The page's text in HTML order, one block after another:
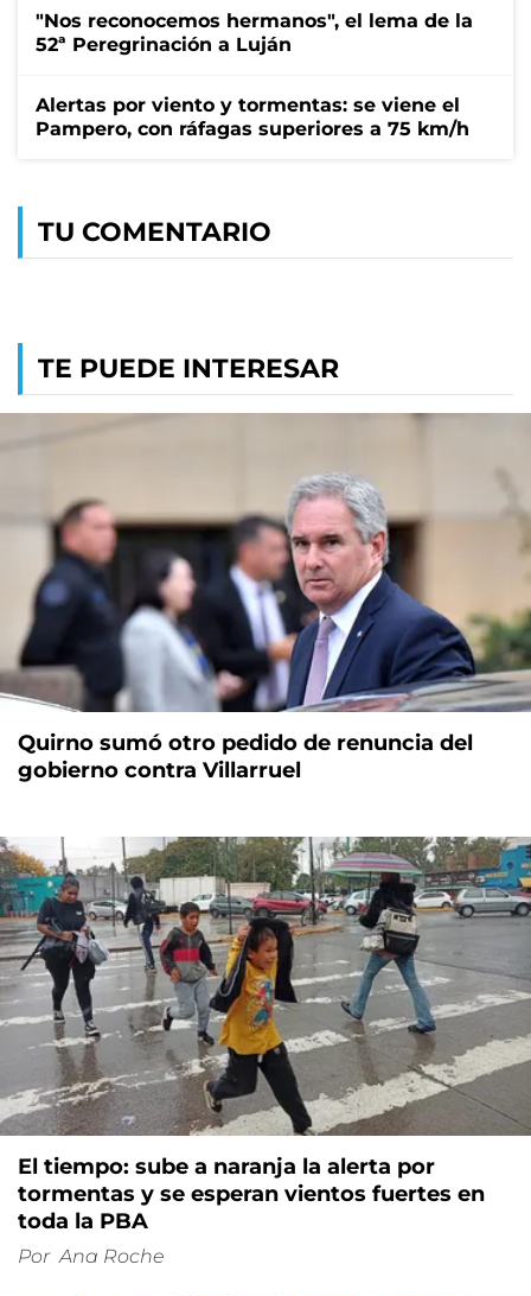
"Nos reconocemos hermanos", el lema de la
52ª Peregrinación a Luján
Alertas por viento y tormentas: se viene el
Pampero, con ráfagas superiores a 75 km/h
TU COMENTARIO
TE PUEDE INTERESAR
Quirno sumó otro pedido de renuncia del
gobierno contra Villarruel
El tiempo: sube a naranja la alerta por
tormentas y se esperan vientos fuertes en
toda la PBA
Por Ana Roche